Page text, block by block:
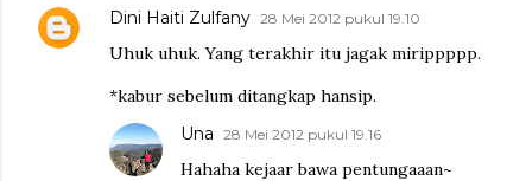
Dini Haiti Zulfany 28 Mei 2012 pukul 19.10
Uhuk uhuk. Yang terakhir itu jagak mirippppp.
*kabur sebelum ditangkap hansip.
Una 28 Mei 2012 pukul 19.16
Hahaha kejaar bawa pentungaaan~